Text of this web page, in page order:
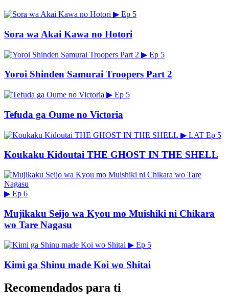
▶ Ep 5
Sora wa Akai Kawa no Hotori
▶ Ep 5
Yoroi Shinden Samurai Troopers Part 2
▶ Ep 5
Tefuda ga Oume no Victoria
▶ LAT Ep 5
Koukaku Kidoutai THE GHOST IN THE SHELL
▶ Ep 6
Mujikaku Seijo wa Kyou mo Muishiki ni Chikara
wo Tare Nagasu
▶ Ep 5
Kimi ga Shinu made Koi wo Shitai
Recomendados para ti